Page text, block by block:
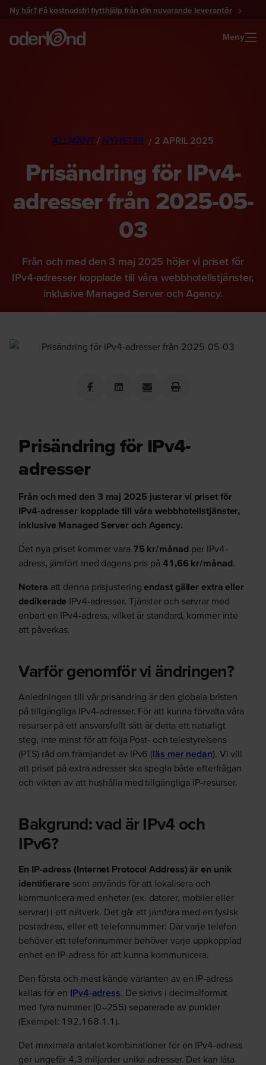
Gå
innehåll
Ny här? Få kostnadsfri flytthjälp från din nuvarande leverantör
Meny
ALLMÄNT / NYHETER 2 APRIL 2025
Prisändring för IPv4-
adresser från 2025-05-
03
Från och med den 3 maj 2025 höjer vi priset för
IPv4-adresser kopplade till våra webbhotellstjänster,
inklusive Managed Server och Agency.
Prisändring för IPv4-
adresser
Från och med den 3 maj 2025 justerar vi priset för
IPv4-adresser kopplade till våra webbhotellstjänster,
inklusive Managed Server och Agency.
Det nya priset kommer vara 75 kr/månad per IPv4-
adress, jämfört med dagens pris på 41,66 kr/månad.
Notera att denna prisjusteringendast gäller extra eller
dedikerade IPv4-adresser. Tjänster och servrar med
enbart en IPv4-adress, vilket är standard, kommer inte
att påverkas.
Varför genomför vi ändringen?
Anledningen till vår prisändring är den globala bristen
på tillgängliga IPv4-adresser. För att kunna förvalta våra
resurser på ett ansvarsfullt sätt är detta ett naturligt
steg, inte minst för att följa Post- och telestyrelsens
(PTS) råd om främjandet av IPv6 (läs mer nedan). Vi vill
att priset på extra adresser ska spegla både efterfrågan
och vikten av att hushålla med tillgängliga IP-resurser.
Bakgrund: vad är IPv4 och
IPv6?
En IP-adress (Internet Protocol Address) är en unik
identifierare som används för att lokalisera och
kommunicera med enheter (ex. datorer, mobiler eller
servrar) i ett nätverk. Det går att jämföra med en fysisk
postadress, eller ett telefonnummer: Där varje telefon
behöver ett telefonnummer behöver varje uppkopplad
enhet en IP-adress för att kunna kommunicera.
Den första och mest kände varianten av en IP-adress
kallas för en IPv4-adress. De skrivs i decimalformat
med fyra nummer (0–255) separerade av punkter
(Exempel: 192.168.1.1 ).
Det maximala antalet kombinationer för en IPv4-adress
ger ungefär 4,3 miljarder unika adresser. Det kan låta